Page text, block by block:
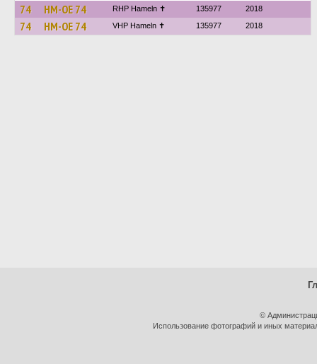
74 HM-OE 74 RHP Hameln ✝ 135977 2018
74 HM-OE 74 VHP Hameln ✝ 135977 2018
©
Использование фотографий и иных